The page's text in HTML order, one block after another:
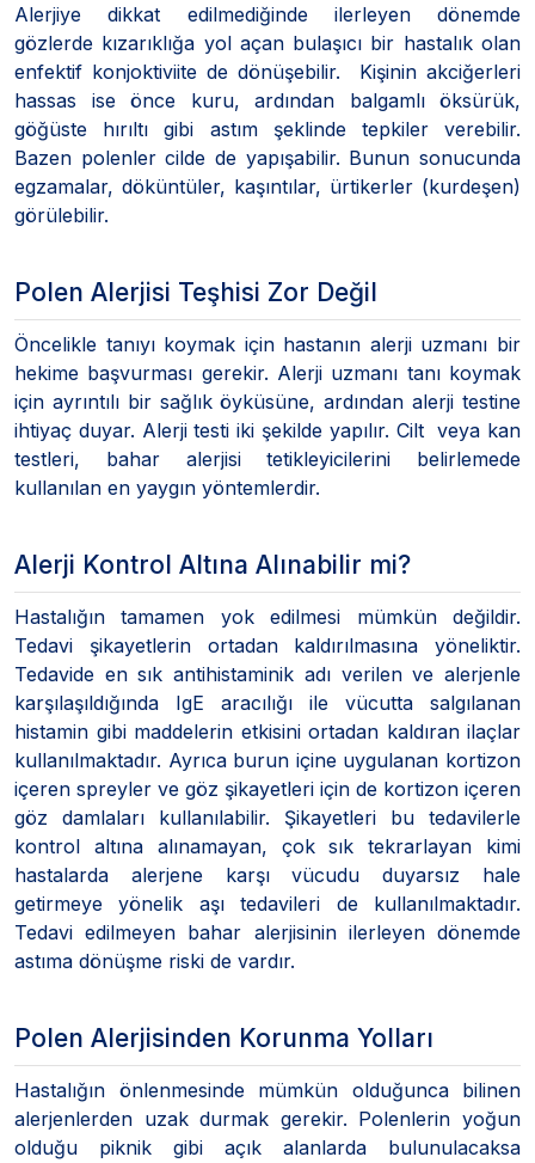
Alerjiye dikkat edilmediğinde ilerleyen dönemde
gözlerde kızarıklığa yol açan bulaşıcı bir hastalık olan
enfektif konjoktiviite de dönüşebilir. Kişinin akciğerleri
hassas ise önce kuru, ardından balgamlı öksürük,
göğüste hırıltı gibi astım şeklinde tepkiler verebilir.
Bazen polenler cilde de yapışabilir. Bunun sonucunda
egzamalar, döküntüler, kaşıntılar, ürtikerler (kurdeşen)
görülebilir.
Polen Alerjisi Teşhisi Zor Değil
Öncelikle tanıyı koymak için hastanın alerji uzmanı bir
hekime başvurması gerekir. Alerji uzmanı tanı koymak
için ayrıntılı bir sağlık öyküsüne, ardından alerji testine
ihtiyaç duyar. Alerji testi iki şekilde yapılır. Cilt veya kan
testleri, bahar alerjisi tetikleyicilerini belirlemede
kullanılan en yaygın yöntemlerdir.
Alerji Kontrol Altına Alınabilir mi?
Hastalığın tamamen yok edilmesi mümkün değildir.
Tedavi şikayetlerin ortadan kaldırılmasına yöneliktir.
Tedavide en sık antihistaminik adı verilen ve alerjenle
karşılaşıldığında IgE aracılığı ile vücutta salgılanan
histamin gibi maddelerin etkisini ortadan kaldıran ilaçlar
kullanılmaktadır. Ayrıca burun içine uygulanan kortizon
içeren spreyler ve göz şikayetleri için de kortizon içeren
göz damlaları kullanılabilir. Şikayetleri bu tedavilerle
kontrol altına alınamayan, çok sık tekrarlayan kimi
hastalarda alerjene karşı vücudu duyarsız hale
getirmeye yönelik aşı tedavileri de kullanılmaktadır.
Tedavi edilmeyen bahar alerjisinin ilerleyen dönemde
astıma dönüşme riski de vardır.
Polen Alerjisinden Korunma Yolları
Hastalığın önlenmesinde mümkün olduğunca bilinen
alerjenlerden uzak durmak gerekir. Polenlerin yoğun
olduğu piknik gibi açık alanlarda bulunulacaksa